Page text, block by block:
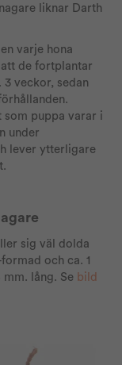
liknar Darth
varje hona
de fortplantar
veckor, sedan
som puppa varar i
under
lever ytterligare
sig väl dolda
och ca. 1
lång. Se bild